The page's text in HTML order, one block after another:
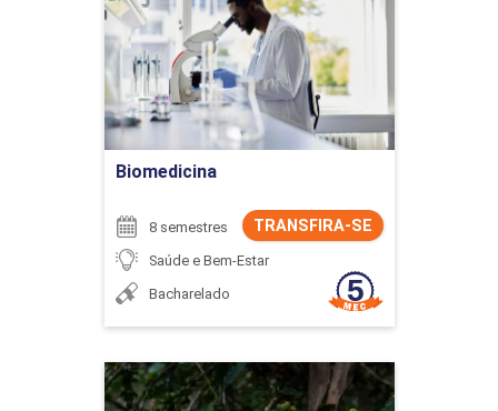
Biomedicina
TRANSFIRA-SE
8 semestres
Saúde e Bem-Estar
Bacharelado
Detalhes do curso
Ir para Inscrição
Cafeicultura